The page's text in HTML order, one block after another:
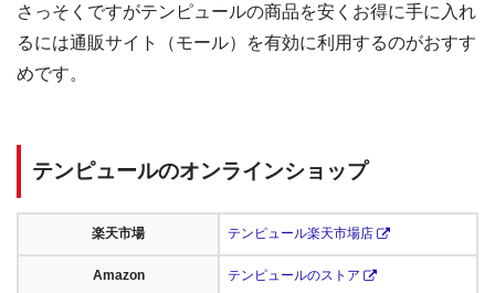
さっそくですがテンピュールの商品を安くお得に手に入れ
るには通販サイト（モール）を有効に利用するのがおすす
めです。
テンピュールのオンラインショップ
楽天市場 テンピュール楽天市場店
Amazon テンピュールのストア